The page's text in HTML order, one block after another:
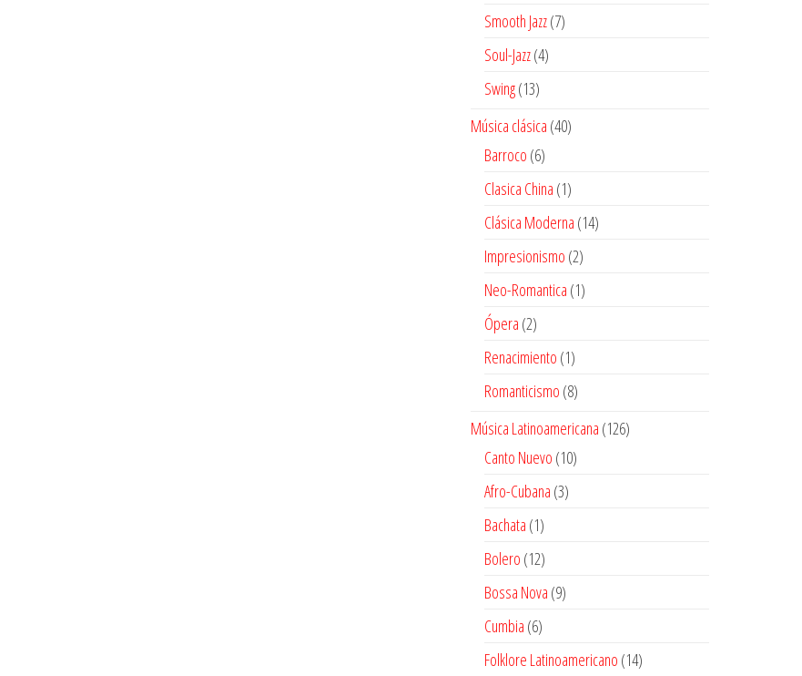
Smooth Jazz 77
Soul-Jazz 44
Swing 1313
Música clásica 4040
Barroco 66
productos
Clasica China 11
producto
Clásica Moderna 1414
Impresionismo 22
productos
Neo-Romantica 11
Ópera 22
productos
Renacimiento 11
producto
Romanticismo 88
Música Latinoamericana 126126
Canto Nuevo 1010
Afro-Cubana 33
Bachata 11
producto
Bolero 1212
productos
Bossa Nova 99
Cumbia 66
productos
Folklore Latinoamericano 1414